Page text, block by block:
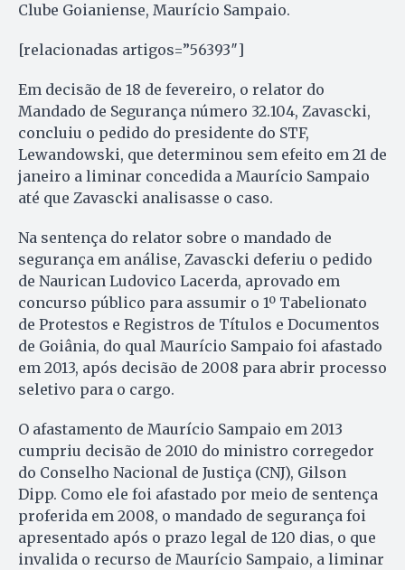
Clube Goianiense, Maurício Sampaio.
[relacionadas artigos=”56393″]
Em decisão de 18 de fevereiro, o relator do
Mandado de Segurança número 32.104, Zavascki,
concluiu o pedido do presidente do STF,
Lewandowski, que determinou sem efeito em 21 de
janeiro a liminar concedida a Maurício Sampaio
até que Zavascki analisasse o caso.
Na sentença do relator sobre o mandado de
segurança em análise, Zavascki deferiu o pedido
de Naurican Ludovico Lacerda, aprovado em
concurso público para assumir o 1º Tabelionato
de Protestos e Registros de Títulos e Documentos
de Goiânia, do qual Maurício Sampaio foi afastado
em 2013, após decisão de 2008 para abrir processo
seletivo para o cargo.
O afastamento de Maurício Sampaio em 2013
cumpriu decisão de 2010 do ministro corregedor
do Conselho Nacional de Justiça (CNJ), Gilson
Dipp. Como ele foi afastado por meio de sentença
proferida em 2008, o mandado de segurança foi
apresentado após o prazo legal de 120 dias, o que
invalida o recurso de Maurício Sampaio, a liminar